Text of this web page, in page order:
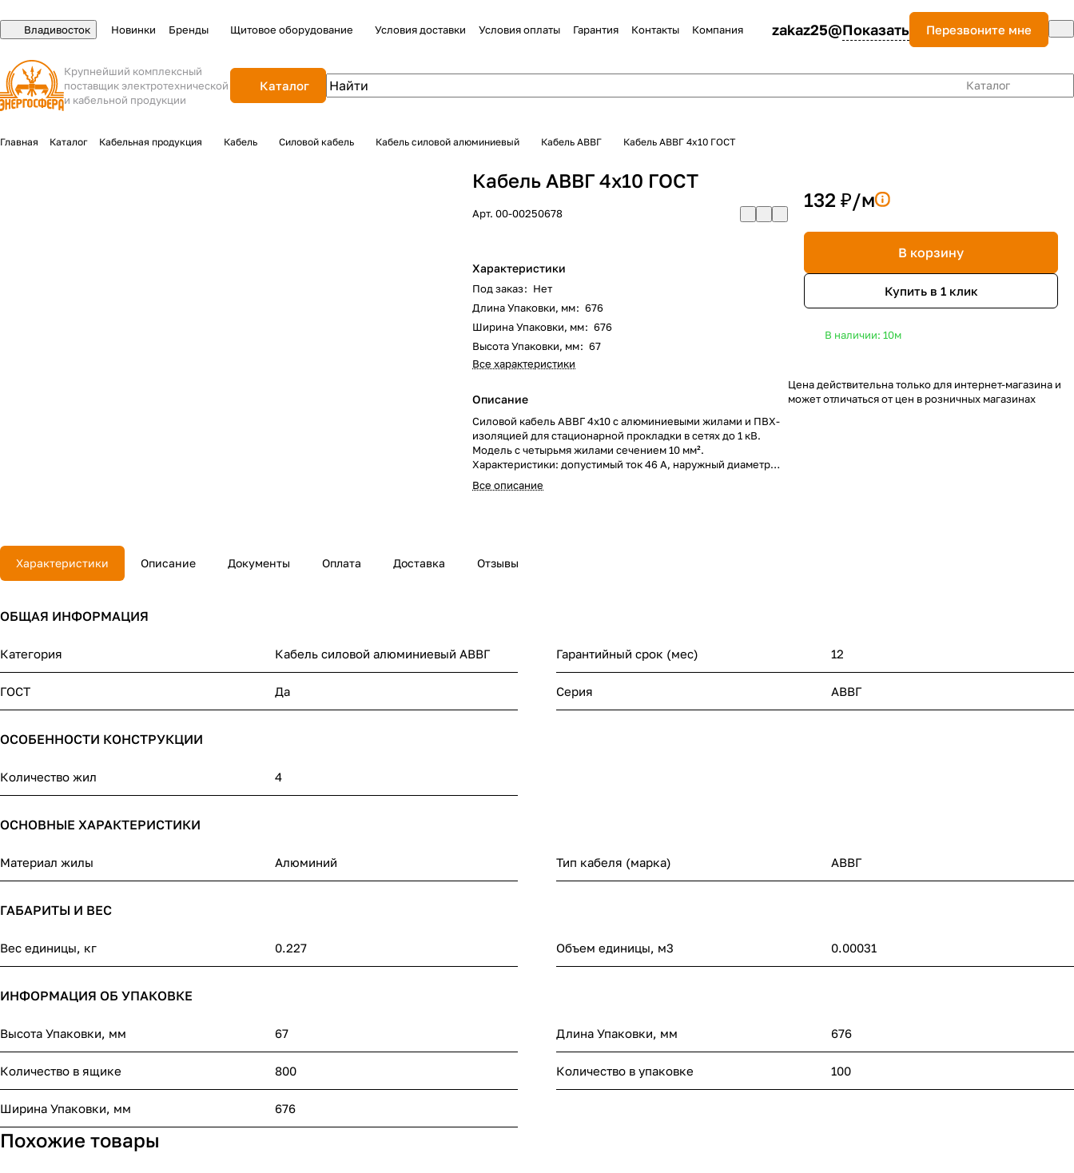
Владивосток Новинки Бренды Щитовое оборудование Условия доставки Условия оплаты Гарантия Контакты Компания zakaz25@Показать Перезвоните мне
Крупнейший комплексный
поставщик электротехнической
и кабельной продукции
Каталог Каталог
Главная Каталог Кабельная продукция Кабель Силовой кабель Кабель силовой алюминиевый Кабель АВВГ Кабель АВВГ 4х10 ГОСТ
Кабель АВВГ 4х10 ГОСТ
Арт.00-00250678
Характеристики
Под заказ: Нет
Длина Упаковки, мм: 676
Ширина Упаковки, мм: 676
Высота Упаковки, мм: 67
Все характеристики
Описание
Силовой кабель АВВГ 4х10 с алюминиевыми жилами и ПВХ-
изоляцией для стационарной прокладки в сетях до 1 кВ.
Модель с четырьмя жилами сечением 10 мм².
Характеристики: допустимый ток 46 А, наружный диаметр
16–18 мм, рабочие температуры от -50 до +50°C, радиус
изгиба 7,5-10 диаметров, срок службы 30 лет.
Все описание
132 ₽/м
В корзину
Купить в 1 клик
В наличии: 10м
Цена действительна только для интернет-магазина и
может отличаться от цен в розничных магазинах
Характеристики Описание Документы Оплата Доставка Отзывы
ОБЩАЯ ИНФОРМАЦИЯ
Категория Кабель силовой алюминиевый АВВГ Гарантийный срок (мес) 12
ГОСТ Да Серия АВВГ
ОСОБЕННОСТИ КОНСТРУКЦИИ
Количество жил 4
ОСНОВНЫЕ ХАРАКТЕРИСТИКИ
Материал жилы Алюминий Тип кабеля (марка) АВВГ
ГАБАРИТЫ И ВЕС
Вес единицы, кг 0.227 Объем единицы, м3 0.00031
ИНФОРМАЦИЯ ОБ УПАКОВКЕ
Высота Упаковки, мм 67 Длина Упаковки, мм 676
Количество в ящике 800 Количество в упаковке 100
Ширина Упаковки, мм 676
Похожие товары